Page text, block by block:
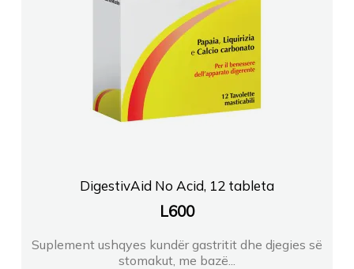
DigestivAid No Acid, 12 tableta
L600
Suplement ushqyes kundër gastritit dhe djegies së
stomakut, me bazë...